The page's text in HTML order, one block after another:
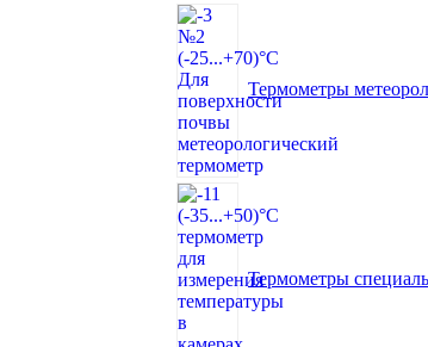
Термометры
Термометры